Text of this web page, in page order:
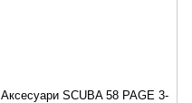
Аксесуари SCUBA 58 PAGE 3-